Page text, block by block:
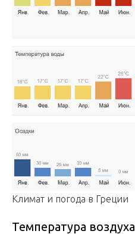
Климат и погода в Греции
Температура воздуха